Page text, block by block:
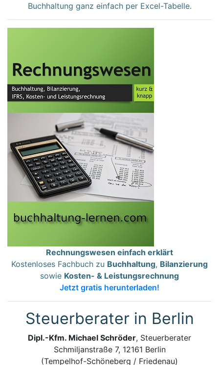
Buchhaltung ganz einfach per Excel-Tabelle.
Rechnungswesen einfach erklärt
Kostenloses Fachbuch zu Buchhaltung, Bilanzierung
sowie Kosten- & Leistungsrechnung
Jetzt gratis herunterladen!
Steuerberater in Berlin
Dipl.-Kfm. Michael Schröder, Steuerberater
Schmiljanstraße 7, 12161 Berlin
(Tempelhof-Schöneberg / Friedenau)